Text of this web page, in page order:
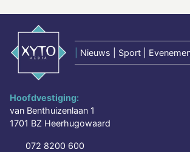
Nieuws | Sport |
Hoofdvestiging:
van Benthuizenlaan 1
1701 BZ Heerhugowaard
072 8200 600